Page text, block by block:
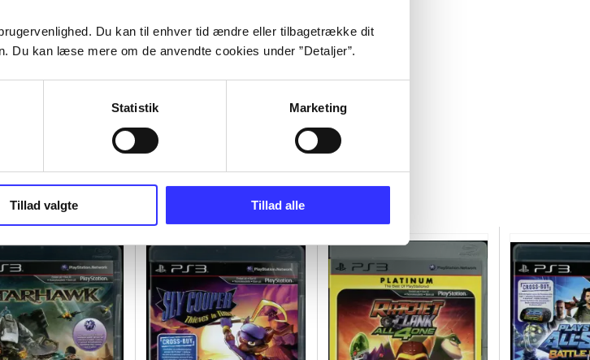
Du kan til enhver tid ændre eller tilbagetrække dit
Du kan læse mere om de anvendte cookies under ”Detaljer”.
Statistik Marketing
Tillad valgte Tillad alle